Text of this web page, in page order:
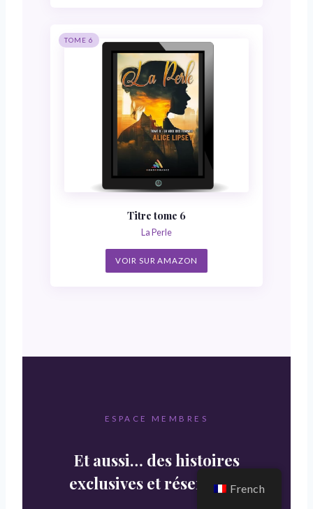
TOME 6
Titre tome 6
La Perle
VOIR SUR AMAZON
ESPACE MEMBRES
Et aussi… des histoires
exclusives et réservées🔒French